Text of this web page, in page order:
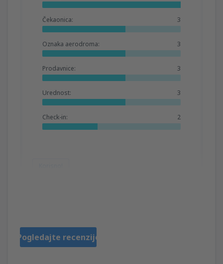
Čekaonica: 3
Oznaka aerodroma: 3
Prodavnice: 3
Urednost: 3
Check-in: 2
Pogledajte recenzije